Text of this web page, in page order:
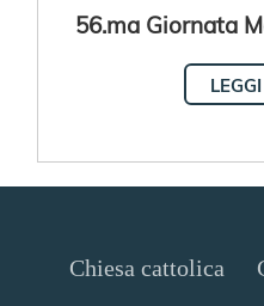
56.ma Giornata
Chiesa cattolica